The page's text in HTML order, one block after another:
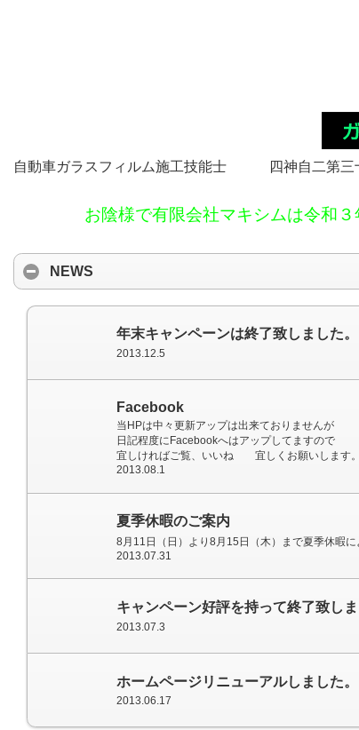
自動車ガラスフィルム施工技能士 四神自二第
お陰様で有限会社マキシムは令和
NEWS
年末キャンペーンは終了致しました。
2013.12.5
Facebook
当HPは中々更新アップは出来ておりませんが
日記程度にFacebookへはアップしてますので
宜しければご覧、いいね 宜しくお願いします。
2013.08.1
夏季休暇のご案内
8月11日（日）より8月15日（木）まで夏季休暇に
2013.07.31
キャンペーン好評を持って終了致しま
2013.07.3
ホームページリニューアルしました。
2013.06.17